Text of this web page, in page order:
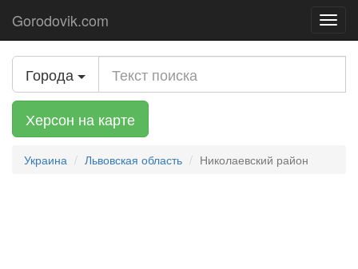
Gorodovik.com
Города
Херсон на карте
Украина Львовская область Николаевский район